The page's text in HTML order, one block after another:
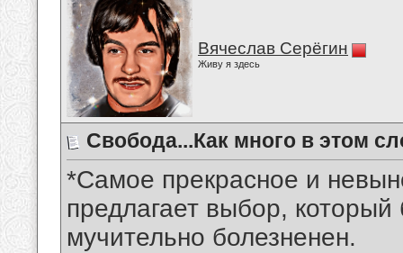
Вячеслав Серёгин
Живу я здесь
Свобода...Как много в этом
*Самое прекрасное и
предлагает выбор,
мучительно болезненен.